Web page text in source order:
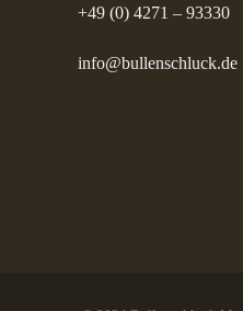
+49 (0) 4271 – 93330
info@bullenschluck.de